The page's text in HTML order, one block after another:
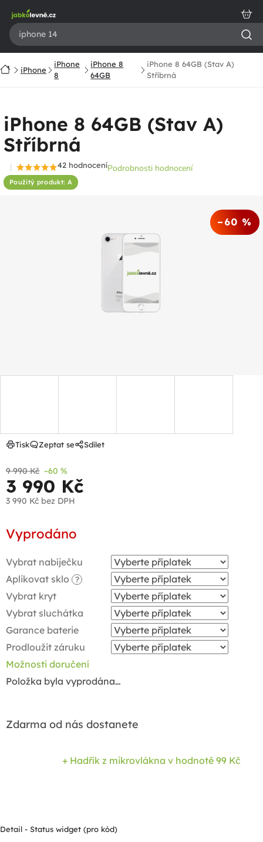
obsah
DomůiPhone
iPhone
8
iPhone 8
64GB
iPhone 8 64GB (Stav A)
Stříbrná
iPhone 8 64GB (Stav A)
Stříbrná
Použitý produkt: A
Průměrné
hodnocení
42 hodnoceníPodrobnosti hodnocení
–60 %
9 990 Kč –60 %
3 990 Kč
3 990 Kč bez DPH
cena:
Vyprodáno
Vybrat nabíječku
Aplikovat sklo
?
Vybrat kryt
Vybrat sluchátka
Garance baterie
Prodloužit záruku
Možnosti doručení
Položka byla vyprodána…
Zdarma od nás dostanete
+ Hadřík z mikrovlákna v hodnotě 99 Kč
Tisk Zeptat se Sdílet
Detail - Status widget (pro kód)